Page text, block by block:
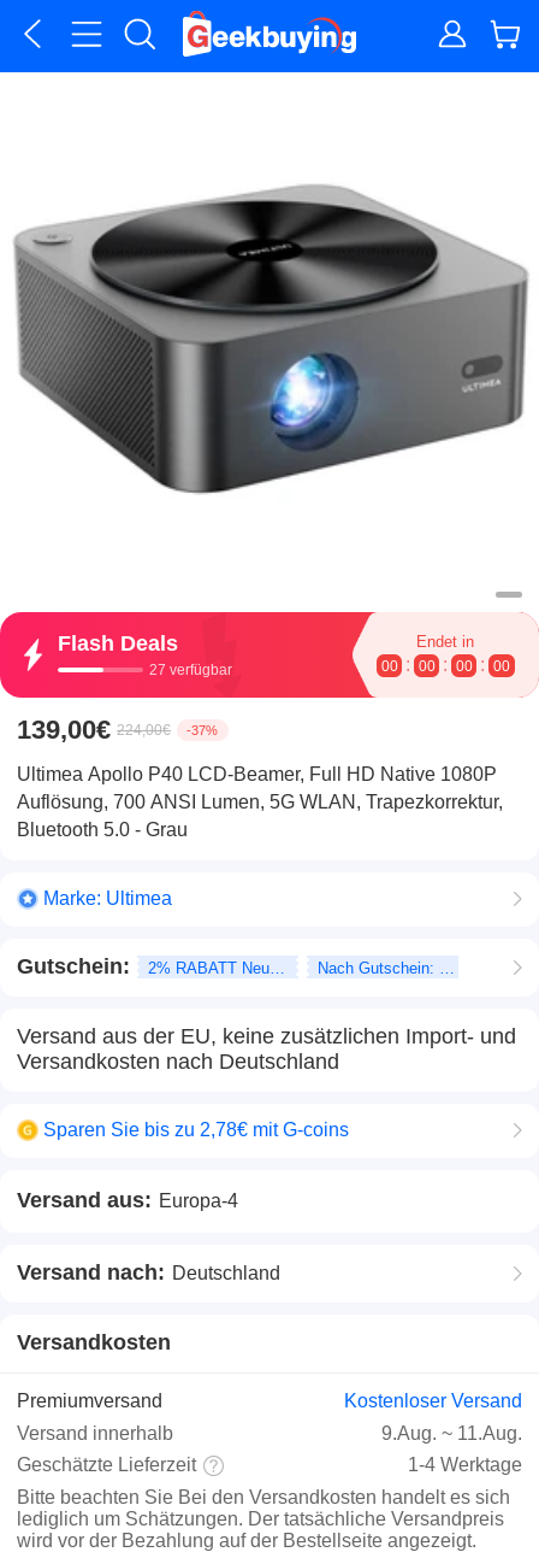
Flash Deals
27 verfügbar
Endet in
00 : 00 : 00 : 00
139,00€ 224,00€ -37%
Ultimea Apollo P40 LCD-Beamer, Full HD Native 1080P
Auflösung, 700 ANSI Lumen, 5G WLAN, Trapezkorrektur,
Bluetooth 5.0 - Grau
Marke: Ultimea
Gutschein:
Versand aus der EU, keine zusätzlichen Import- und
Versandkosten nach Deutschland
Sparen Sie bis zu 2,78€ mit G-coins
Versand aus: Europa-4
Versand nach: Deutschland
Versandkosten
Premiumversand
Kostenloser Versand
Versand innerhalb
9.Aug. ~ 11.Aug.
Geschätzte Lieferzeit
1-4 Werktage
Bitte beachten Sie Bei den Versandkosten handelt es sich
lediglich um Schätzungen. Der tatsächliche Versandpreis
wird vor der Bezahlung auf der Bestellseite angezeigt.